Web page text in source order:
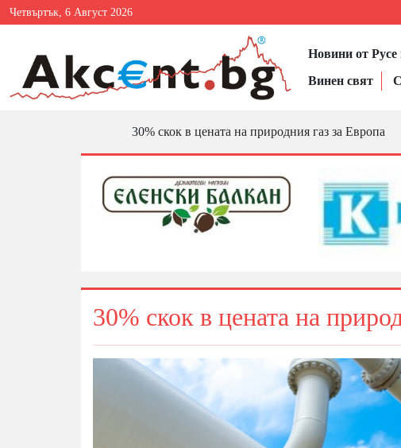
Четвъртък, 6 Август 2026
Новини от Русе
Винен свят
30% скок в цената на природния газ за Европа
30% скок в цената на